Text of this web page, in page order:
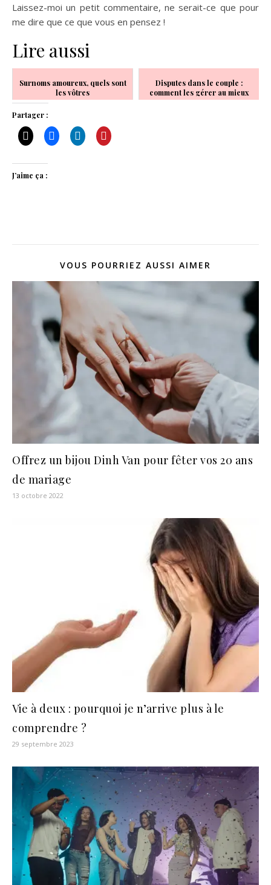
Laissez-moi un petit commentaire, ne serait-ce que pour
me dire que ce que vous en pensez !
Lire aussi
Surnoms amoureux, quels sont
les vôtres
Disputes dans le couple :
comment les gérer au mieux
Partager :
J’aime ça :
VOUS POURRIEZ AUSSI AIMER
Offrez un bijou Dinh Van pour fêter vos 20 ans
de mariage
13 octobre 2022
Vie à deux : pourquoi je n’arrive plus à le
comprendre ?
29 septembre 2023